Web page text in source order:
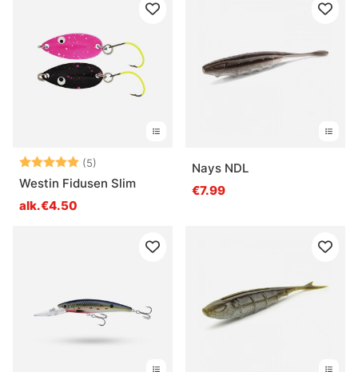
Arvio: (5)
5.0 5:sta tähdestä
Westin Fidusen Slim
alk.€4.50
Nays NDL
€7.99